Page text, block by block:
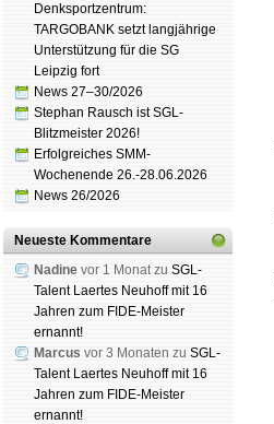
Denksportzentrum:
TARGOBANK setzt langjährige
Unterstützung für die SG
Leipzig fort
News 27–30/2026
Stephan Rausch ist SGL-
Blitzmeister 2026!
Erfolgreiches SMM-
Wochenende 26.-28.06.2026
News 26/2026
Neueste Kommentare
Nadine vor 1 Monat zu SGL-
Talent Laertes Neuhoff mit 16
Jahren zum FIDE-Meister
ernannt!
Marcus vor 3 Monaten zu SGL-
Talent Laertes Neuhoff mit 16
Jahren zum FIDE-Meister
ernannt!